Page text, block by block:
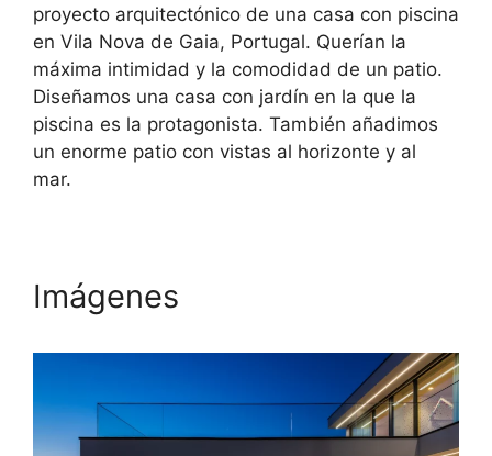
proyecto arquitectónico de una casa con piscina
en Vila Nova de Gaia, Portugal. Querían la
máxima intimidad y la comodidad de un patio.
Diseñamos una casa con jardín en la que la
piscina es la protagonista. También añadimos
un enorme patio con vistas al horizonte y al
mar.
Imágenes